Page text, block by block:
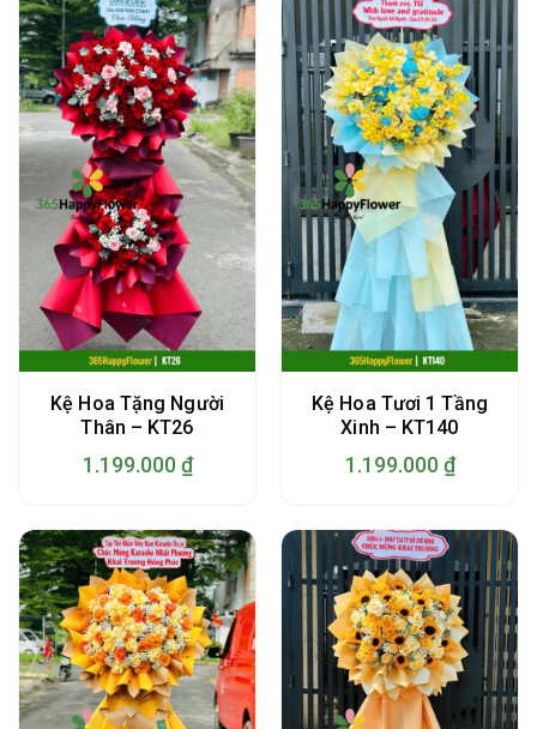
Kệ Hoa Tặng Người
Thân – KT26
1.199.000 ₫
Kệ Hoa Tươi 1 Tầng
Xinh – KT140
1.199.000 ₫